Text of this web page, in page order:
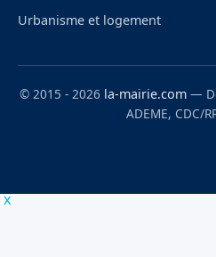
Urbanisme et logement
© 2015 - 2026 la-mairie.com —
ADEME, CDC/
x